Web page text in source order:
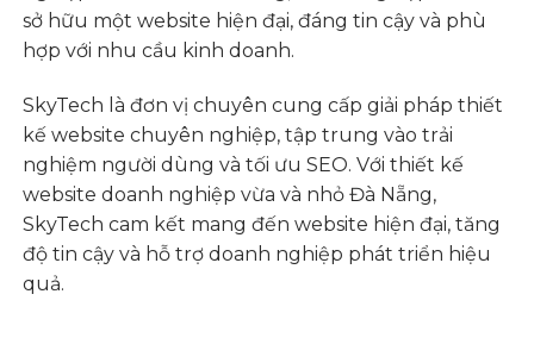
sở hữu một website hiện đại, đáng tin cậy và phù
hợp với nhu cầu kinh doanh.
SkyTech là đơn vị chuyên cung cấp giải pháp thiết
kế website chuyên nghiệp, tập trung vào trải
nghiệm người dùng và tối ưu SEO. Với thiết kế
website doanh nghiệp vừa và nhỏ Đà Nẵng,
SkyTech cam kết mang đến website hiện đại, tăng
độ tin cậy và hỗ trợ doanh nghiệp phát triển hiệu
quả.